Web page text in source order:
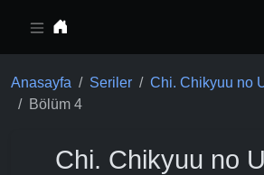
Anasayfa Seriler
Chi. Chikyuu no
Bölüm 4
Chi. Chikyuu no